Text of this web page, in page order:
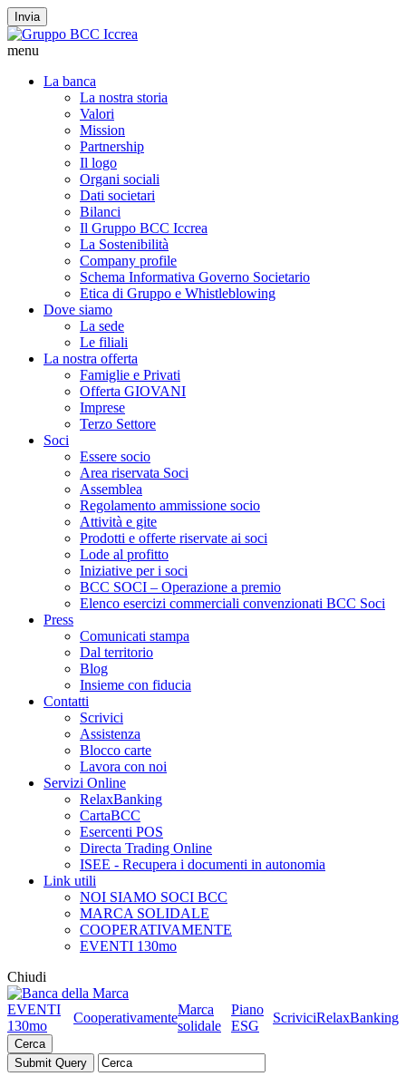
Invia
menu
La banca
La nostra storia
Valori
Mission
Partnership
Il logo
Organi sociali
Dati societari
Bilanci
Il Gruppo BCC Iccrea
La Sostenibilità
Company profile
Schema Informativa Governo Societario
Etica di Gruppo e Whistleblowing
Dove siamo
La sede
Le filiali
La nostra offerta
Famiglie e Privati
Offerta GIOVANI
Imprese
Terzo Settore
Soci
Essere socio
Area riservata Soci
Assemblea
Regolamento ammissione socio
Attività e gite
Prodotti e offerte riservate ai soci
Lode al profitto
Iniziative per i soci
BCC SOCI – Operazione a premio
Elenco esercizi commerciali convenzionati BCC Soci
Press
Comunicati stampa
Dal territorio
Blog
Insieme con fiducia
Contatti
Scrivici
Assistenza
Blocco carte
Lavora con noi
Servizi Online
RelaxBanking
CartaBCC
Esercenti POS
Directa Trading Online
ISEE - Recupera i documenti in autonomia
Link utili
NOI SIAMO SOCI BCC
MARCA SOLIDALE
COOPERATIVAMENTE
EVENTI 130mo
Chiudi
EVENTI
130mo
Cooperativamente
Marca
solidale
Piano
ESG
ScriviciRelaxBanking
Cerca